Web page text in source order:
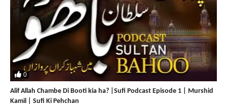
0
Alif Allah Chambe Di Booti kia ha? |Sufi Podcast Episode 1 | Murshid
Kamil | Sufi Ki Pehchan